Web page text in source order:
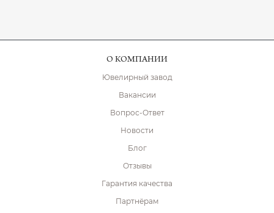
О КОМПАНИИ
Ювелирный завод
Вакансии
Вопрос-Ответ
Новости
Блог
Отзывы
Гарантия качества
Партнёрам